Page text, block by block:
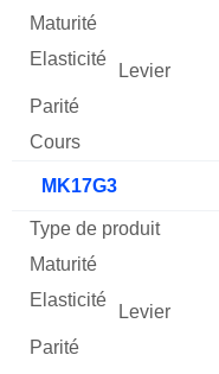
MK17G3